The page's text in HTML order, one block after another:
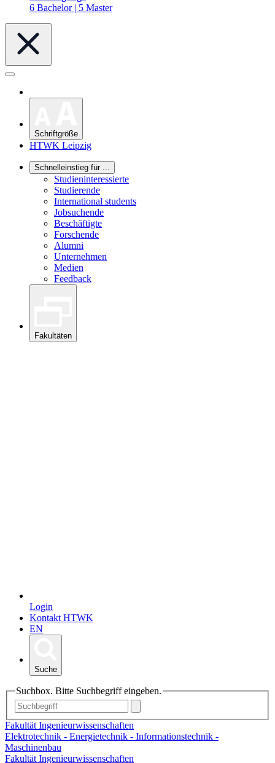
6 Bachelor | 5 Master
Schriftgröße
HTWK Leipzig
Schnelleinstieg für ...
Studieninteressierte
Studierende
International students
Jobsuchende
Beschäftigte
Forschende
Alumni
Unternehmen
Medien
Feedback
Fakultäten
Login
Kontakt HTWK
EN
Suche
Suchbox. Bitte Suchbegriff eingeben.
Fakultät Ingenieurwissenschaften
Elektrotechnik - Energietechnik - Informationstechnik -
Maschinenbau
Fakultät Ingenieurwissenschaften